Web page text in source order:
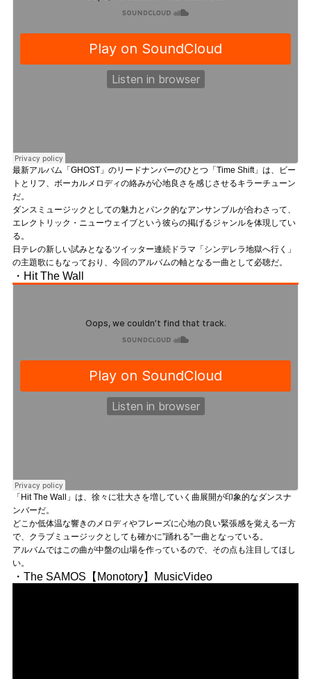
最新アルバム「GHOST」のリードナンバーのひとつ「Time Shift」は、ビー
トとリフ、ボーカルメロディの絡みが心地良さを感じさせるキラーチューン
だ。
ダンスミュージックとしての魅力とパンク的なアンサンブルが合わさって、
エレクトリック・ニューウェイブという彼らの掲げるジャンルを体現してい
る。
日テレの新しい試みとなるツイッター連続ドラマ「シンデレラ地獄へ行く」
の主題歌にもなっており、今回のアルバムの軸となる一曲として必聴だ。
・Hit The Wall
「Hit The Wall」は、徐々に壮大さを増していく曲展開が印象的なダンスナ
ンバーだ。
どこか低体温な響きのメロディやフレーズに心地の良い緊張感を覚える一方
で、クラブミュージックとしても確かに”踊れる”一曲となっている。
アルバムではこの曲が中盤の山場を作っているので、その点も注目してほし
い。
・The SAMOS【Monotory】MusicVideo